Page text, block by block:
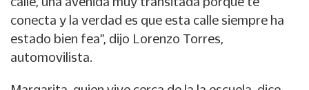
conecta y la verdad es que esta calle siempre ha
estado bien fea”, dijo Lorenzo Torres,
automovilista.